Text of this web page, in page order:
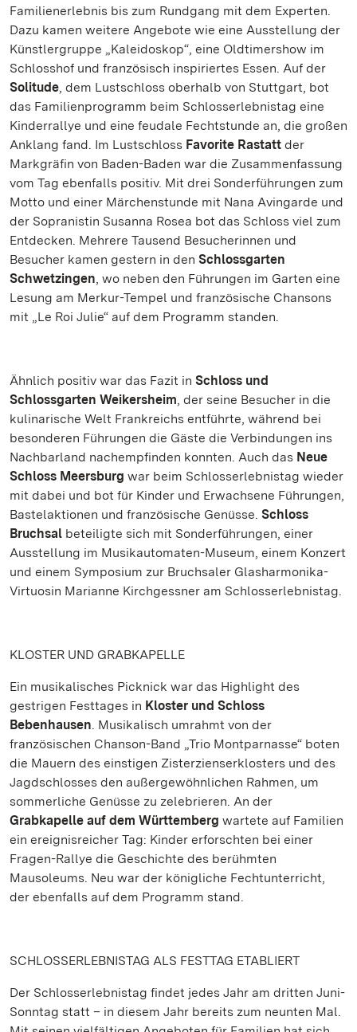
Familienerlebnis bis zum Rundgang mit dem Experten.
Dazu kamen weitere Angebote wie eine Ausstellung der
Künstlergruppe „Kaleidoskop“, eine Oldtimershow im
Schlosshof und französisch inspiriertes Essen. Auf der
Solitude, dem Lustschloss oberhalb von Stuttgart, bot
das Familienprogramm beim Schlosserlebnistag eine
Kinderrallye und eine feudale Fechtstunde an, die großen
Anklang fand. Im Lustschloss Favorite Rastatt der
Markgräfin von Baden-Baden war die Zusammenfassung
vom Tag ebenfalls positiv. Mit drei Sonderführungen zum
Motto und einer Märchenstunde mit Nana Avingarde und
der Sopranistin Susanna Rosea bot das Schloss viel zum
Entdecken. Mehrere Tausend Besucherinnen und
Besucher kamen gestern in den Schlossgarten
Schwetzingen, wo neben den Führungen im Garten eine
Lesung am Merkur-Tempel und französische Chansons
mit „Le Roi Julie“ auf dem Programm standen.
Ähnlich positiv war das Fazit in Schloss und
Schlossgarten Weikersheim, der seine Besucher in die
kulinarische Welt Frankreichs entführte, während bei
besonderen Führungen die Gäste die Verbindungen ins
Nachbarland nachempfinden konnten. Auch das Neue
Schloss Meersburg war beim Schlosserlebnistag wieder
mit dabei und bot für Kinder und Erwachsene Führungen,
Bastelaktionen und französische Genüsse. Schloss
Bruchsal beteiligte sich mit Sonderführungen, einer
Ausstellung im Musikautomaten-Museum, einem Konzert
und einem Symposium zur Bruchsaler Glasharmonika-
Virtuosin Marianne Kirchgessner am Schlosserlebnistag.
KLOSTER UND GRABKAPELLE
Ein musikalisches Picknick war das Highlight des
gestrigen Festtages in Kloster und Schloss
Bebenhausen. Musikalisch umrahmt von der
französischen Chanson-Band „Trio Montparnasse“ boten
die Mauern des einstigen Zisterzienserklosters und des
Jagdschlosses den außergewöhnlichen Rahmen, um
sommerliche Genüsse zu zelebrieren. An der
Grabkapelle auf dem Württemberg wartete auf Familien
ein ereignisreicher Tag: Kinder erforschten bei einer
Fragen-Rallye die Geschichte des berühmten
Mausoleums. Neu war der königliche Fechtunterricht,
der ebenfalls auf dem Programm stand.
SCHLOSSERLEBNISTAG ALS FESTTAG ETABLIERT
Der Schlosserlebnistag findet jedes Jahr am dritten Juni-
Sonntag statt – in diesem Jahr bereits zum neunten Mal.